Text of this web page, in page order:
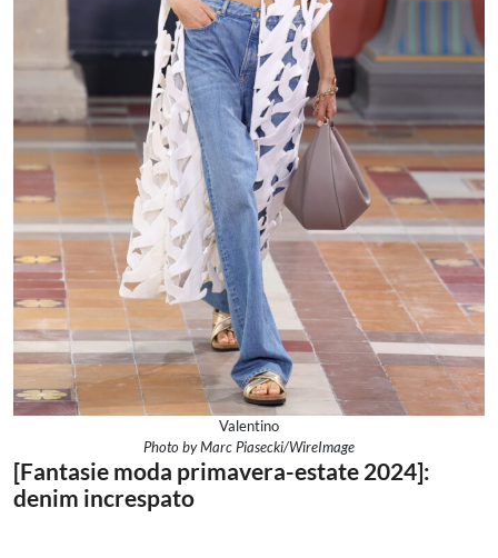
Valentino
Photo by Marc Piasecki/WireImage
[Fantasie moda primavera-estate 2024]:
denim increspato